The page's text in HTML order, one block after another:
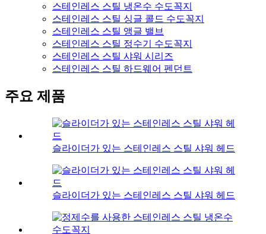
스테인레스 스틸 냉온수 수도꼭지
스테인레스 스틸 싱글 콜드 수도꼭지
스테인레스 스틸 앵글 밸브
스테인레스 스틸 정수기 수도꼭지
스테인레스 스틸 샤워 시리즈
스테인레스 스틸 하드웨어 펜던트
주요 제품
슬라이더가 있는 스테인레스 스틸 샤워 헤드
슬라이더가 있는 스테인레스 스틸 샤워 헤드